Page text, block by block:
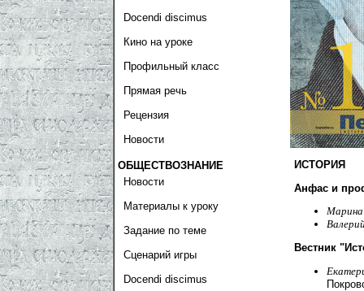
Docendi discimus
Кино на уроке
Профильный класс
Прямая речь
Рецензия
Новости
ОБЩЕСТВОЗНАНИЕ
Новости
Материалы к уроку
Задание по теме
Сценарий игры
Docendi discimus
ИСТОРИЯ
Анфас и
Вестник